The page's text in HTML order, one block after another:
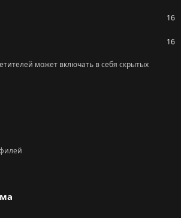
16
16
может включать в себя скрытых